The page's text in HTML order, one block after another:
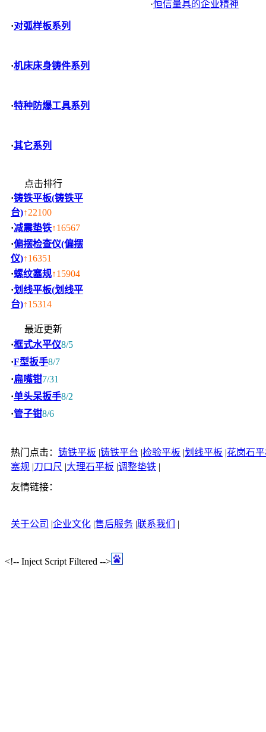
·对弧样板系列
·机床床身铸件系列
·特种防爆工具系列
·其它系列
点击排行
·铸铁平板(铸铁平
台)↑22100
·减震垫铁↑16567
·偏摆检查仪(偏摆
仪)↑16351
·螺纹塞规↑15904
·划线平板(划线平
台)↑15314
最近更新
·框式水平仪8/5
·F型扳手8/7
·扁嘴钳7/31
·单头呆扳手8/2
·管子钳8/6
·恒信量具的企业精神
热门点击： 铸铁平板 |铸铁平台 |检验平板 |划线平板 |花岗石
塞规 |刀口尺 |大理石平板 |调整垫铁 |
友情链接：
关于公司 |企业文化 |售后服务 |联系我们 |
<!-- Inject Script Filtered -->